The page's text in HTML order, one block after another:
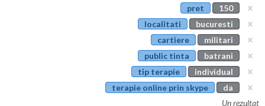
pret
150
localitati
bucuresti
cartiere
militari
public tinta
batrani
tip terapie
individual
terapie online prin skype
da
Un rezultat